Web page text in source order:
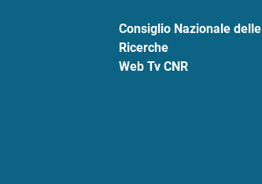
Consiglio Nazionale delle
Ricerche
Web Tv CNR